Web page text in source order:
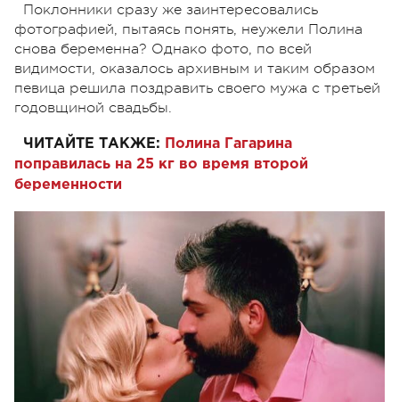
Поклонники сразу же заинтересовались
фотографией, пытаясь понять, неужели Полина
снова беременна? Однако фото, по всей
видимости, оказалось архивным и таким образом
певица решила поздравить своего мужа с третьей
годовщиной свадьбы.
ЧИТАЙТЕ ТАКЖЕ:
Полина Гагарина
поправилась на 25 кг во время второй
беременности